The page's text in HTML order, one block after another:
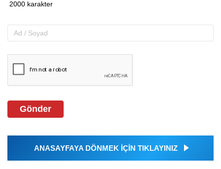
Gönder
ANASAYFAYA DÖNMEK İÇİN TIKLAYINIZ